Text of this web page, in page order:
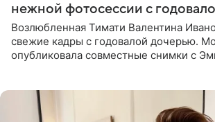
нежной фотосессии с
Возлюбленная Тимати Валентина
свежие кадры с годовалой дочерью.
опубликовала совместные снимки с